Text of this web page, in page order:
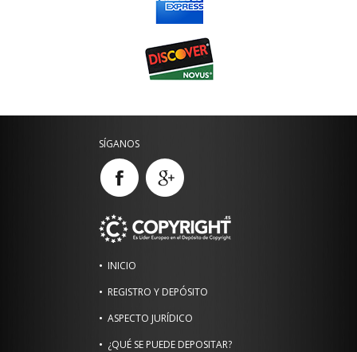
SÍGANOS
INICIO
REGISTRO Y DEPÓSITO
ASPECTO JURÍDICO
¿QUÉ SE PUEDE DEPOSITAR?